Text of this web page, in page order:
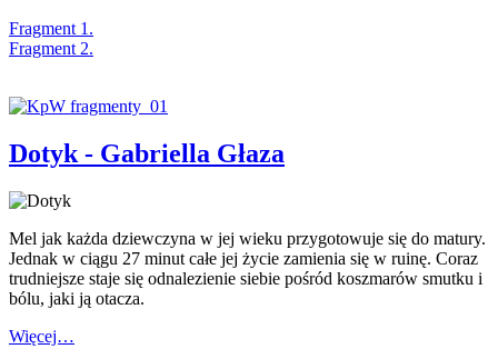
Fragment 1.
Fragment 2.
Dotyk - Gabriella Głaza
Mel jak każda dziewczyna w jej wieku przygotowuje się do matury.
Jednak w ciągu 27 minut całe jej życie zamienia się w ruinę. Coraz
trudniejsze staje się odnalezienie siebie pośród koszmarów smutku i
bólu, jaki ją otacza.
Więcej…